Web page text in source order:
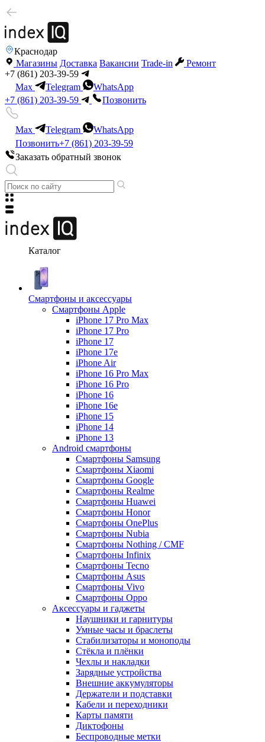
Краснодар
Магазины Доставка Вакансии Trade-in
Ремонт
+7 (861) 203-39-59
Max
Telegram
WhatsApp
+7 (861) 203-39-59
Позвонить
Max Telegram
WhatsApp
Позвонить+7 (861) 203-39-59
Заказать обратный звонок
Каталог
Смартфоны и аксессуары
Смартфоны Apple
iPhone 17 Pro Max
iPhone 17 Pro
iPhone 17
iPhone 17e
iPhone Air
iPhone 16 Pro Max
iPhone 16 Pro
iPhone 16
iPhone 16e
iPhone 15
iPhone 14
iPhone 13
Android cмартфоны
Смартфоны Samsung
Смартфоны Xiaomi
Смартфоны Google
Смартфоны Realme
Смартфоны Huawei
Смартфоны Honor
Смартфоны OnePlus
Смартфоны Nubia
Смартфоны Nothing / CMF
Смартфоны Infinix
Смартфоны Tecno
Смартфоны Asus
Смартфоны Vivo
Смартфоны Oppo
Аксессуары и гаджеты
Наушники и гарнитуры
Умные часы и браслеты
Стабилизаторы и моноподы
Стёкла и плёнки
Чехлы и накладки
Зарядные устройства
Внешние аккумуляторы
Держатели и подставки
Кабели и переходники
Карты памяти
Диктофоны
Беспроводные метки